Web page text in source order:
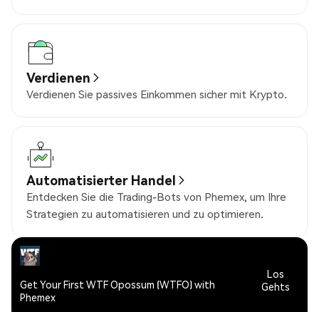
Verdienen
Verdienen Sie passives Einkommen sicher mit Krypto.
Automatisierter Handel
Entdecken Sie die Trading-Bots von Phemex, um Ihre
Strategien zu automatisieren und zu optimieren.
Get Your First WTF Opossum (WTFO) with
Phemex
Los
Gehts